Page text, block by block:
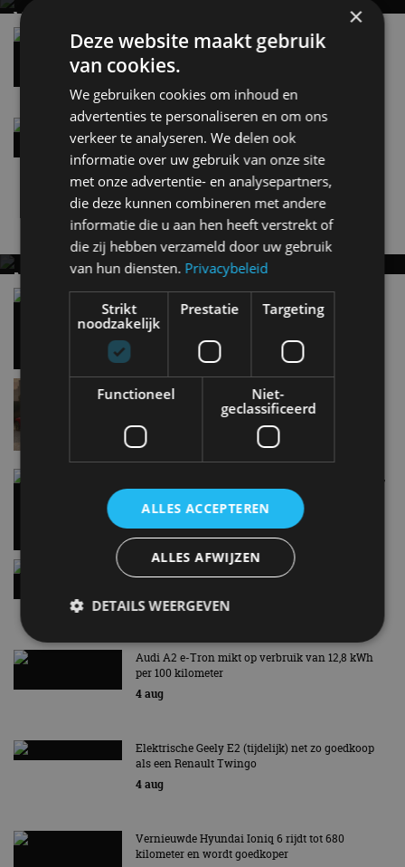
VERNIEUWDE JEEP AVENGER WIL VOORAL
STOERDER ZIJN
De aanpassingen op een rij
Het belangrijkste kenmerk van Jeep gaat op de
schop!
28 apr
Opvallend: alle motorvarianten Jeep Compass
kosten hetzelfde
4 feb
Nieuwste berichten
MET KORTING NAAR EV EXPERIENCE 2026?
AUTORAI REGELT HET!
EV Experience 2026 van 24 tot 26 september
Vergelijking: BMW iX3 vs Volvo EX60 – Welke
moet je hebben?
28 mei
Lamborghini Revuelto eert 60 jaar Miura met
speciale editie
9:33
Carbon fibre op je laadkabel: nergens voor nodig,
en precies daarom geweldig
5 aug
Hennessey Blackbird krijgt atmosferische V8 en
handbak: soms is eenvoud leuker
5 aug
Audi A2 e-Tron mikt op verbruik van 12,8 kWh
per 100 kilometer
4 aug
Elektrische Geely E2 (tijdelijk) net zo goedkoop
als een Renault Twingo
4 aug
Vernieuwde Hyundai Ioniq 6 rijdt tot 680
kilometer en wordt goedkoper
×
Deze website maakt gebruik
van cookies.
We gebruiken cookies om inhoud en
advertenties te personaliseren en om ons
verkeer te analyseren. We delen ook
informatie over uw gebruik van onze site
met onze advertentie- en analysepartners,
die deze kunnen combineren met andere
informatie die u aan hen heeft verstrekt of
die zij hebben verzameld door uw gebruik
van hun diensten. Privacybeleid
Strikt
noodzakelijk
Prestatie Targeting
Functioneel
Niet-
geclassificeerd
ALLES ACCEPTEREN
ALLES AFWIJZEN
DETAILS WEERGEVEN
Strikt noodzakelijk Prestatie
Functioneel
Strikt noodzakelijke cookies maken de
kernfunctionaliteiten van de website mogelijk, zoals
gebruikersaanmelding en accountbeheer. De
website kan niet goed worden gebruikt zonder de
strikt noodzakelijke cookies.
Naam
Domein
Cloudflare,